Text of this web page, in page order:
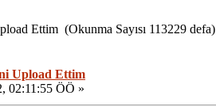
Ettim (Okunma Sayısı 113229 defa)
Upload Ettim
02:11:55 ÖÖ »